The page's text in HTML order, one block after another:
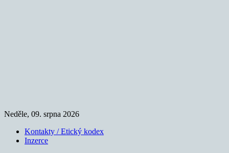
Neděle, 09. srpna 2026
Kontakty / Etický kodex
Inzerce